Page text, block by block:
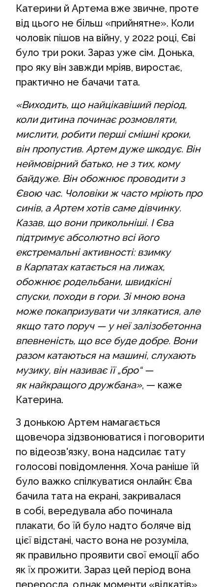
Катерини й Артема вже звичне, проте
від цього не більш «прийнятне». Коли
чоловік пішов на війну, у 2022 році, Єві
було три роки. Зараз уже сім. Донька,
про яку він завжди мріяв, виростає,
практично не бачачи тата.
«Виходить, що найцікавіший період,
коли дитина починає розмовляти,
мислити, робити перші смішні кроки,
він пропустив. Артем дуже шкодує. Він
неймовірний батько, не з тих, кому
байдуже. Він обожнює проводити з
Євою час. Чоловіки ж часто мріють про
синів, а Артем хотів саме дівчинку.
Казав, що вони прикольніші. І Єва
підтримує абсолютно всі його
екстремальні активності: взимку
в Карпатах катається на лижах,
обожнює родельбани, швидкісні
спуски, походи в гори. Зі мною вона
може покапризувати чи злякатися, але
якщо тато поруч — у неї залізобетонна
впевненість, що все буде добре. Вони
разом катаються на машині, слухають
музику, він називає її „бро“ —
як найкращого дружбана», — каже
Катерина.
З донькою Артем намагається
щовечора зідзвонюватися і поговорити
по відеозв'язку, вона надсилає тату
голосові повідомлення. Хоча раніше їй
було важко спілкуватися онлайн: Єва
бачила тата на екрані, закривалася
в собі, вередувала або починала
плакати, бо їй було надто боляче від
цієї відстані, часто вона не розуміла,
як правильно проявити свої емоції або
як їх прожити. Зараз цей період вона
переросла, однак моменти «відкатів»